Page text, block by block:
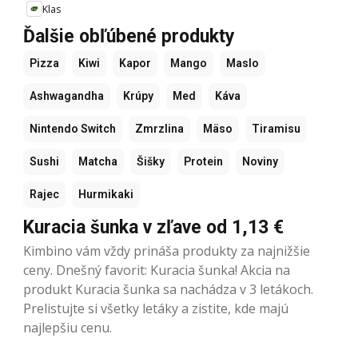
Klas
Ďalšie obľúbené produkty
Pizza Kiwi Kapor Mango Maslo
Ashwagandha Krúpy Med Káva
Nintendo Switch Zmrzlina Mäso Tiramisu
Sushi Matcha Šišky Protein Noviny
Rajec Hurmikaki
Kuracia šunka v zľave od 1,13 €
Kimbino vám vždy prináša produkty za najnižšie
ceny. Dnešný favorit: Kuracia šunka! Akcia na
produkt Kuracia šunka sa nachádza v 3 letákoch.
Prelistujte si všetky letáky a zistite, kde majú
najlepšiu cenu.